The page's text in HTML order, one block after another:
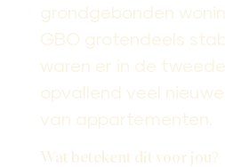
grondgebonden
GBO grotendeels
waren er in de
opvallend veel
van appartementen.
Wat betekent dit voor jou?